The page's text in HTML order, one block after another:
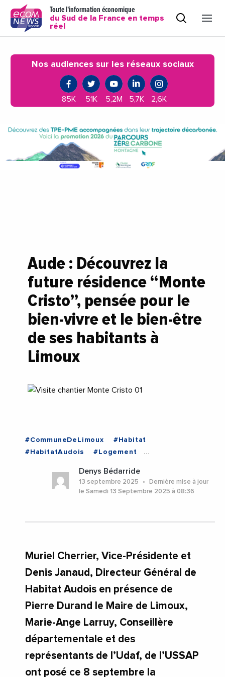
Toute l'information économique
du Sud de la France en temps
réel
Nos audiences sur les réseaux sociaux
85K 51K 5,2M 5,7K 2,6K
Aude : Découvrez la
future résidence “Monte
Cristo”, pensée pour le
bien-vivre et le bien-être
de ses habitants à
Limoux
#CommuneDeLimoux
#Habitat
#HabitatAudois
#Logement
#Occitanie
Denys Bédarride
13 septembre 2025
Dernière mise à jour
le Samedi 13 Septembre 2025 à 08:36
Muriel Cherrier, Vice-Présidente et
Denis Janaud, Directeur Général de
Habitat Audois en présence de
Pierre Durand le Maire de Limoux,
Marie-Ange Larruy, Conseillère
départementale et des
représentants de l’Udaf, de l’USSAP
ont posé ce 8 septembre la